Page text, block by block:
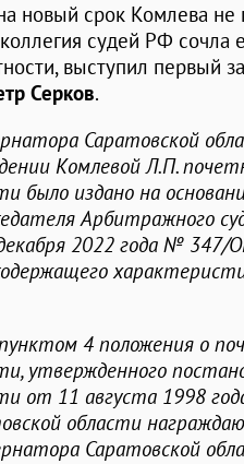
новый срок Комлева не
судей РФ сочла
выступил первый
Серков.
Саратовской
Комлевой Л.П.
было издано на
Арбитражного
2022 года № 347/
4 положения о
утвержденного
от 11 августа 1998
области
Саратовской